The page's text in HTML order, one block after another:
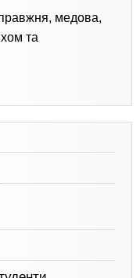
медова,
та